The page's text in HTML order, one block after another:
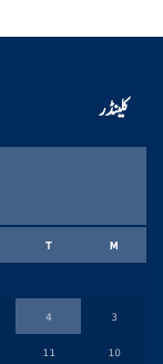
کلینڈر
M
T
3
4
10
11